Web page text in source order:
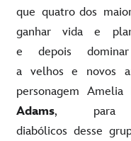
que quatro dos
ganhar vida e
e depois
a velhos e novos
personagem
Adams, para
diabólicos desse